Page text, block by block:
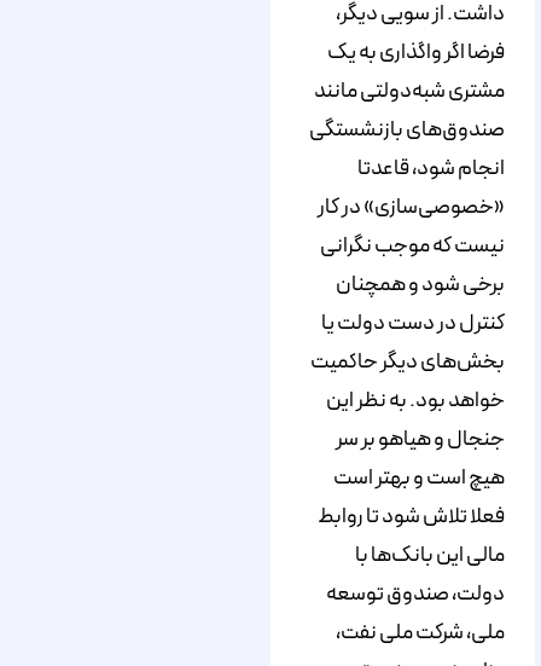
داشت. از سویی دیگر،
فرضا اگر واگذاری به یک
مشتری شبه‌دولتی مانند
صندوق‌های بازنشستگی
انجام شود، قاعدتا
«خصوصی‌سازی» در کار
نیست که موجب نگرانی
برخی شود و همچنان
کنترل در دست دولت یا
بخش‌های دیگر حاکمیت
خواهد بود. به نظر این
جنجال و هیاهو بر سر
هیچ است و بهتر است
فعلا تلاش شود تا روابط
مالی این بانک‌ها با
دولت، صندوق توسعه
ملی، شرکت ملی نفت،